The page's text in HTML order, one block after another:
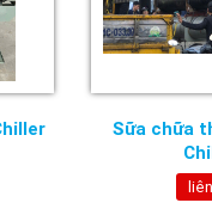
Sữa chữa